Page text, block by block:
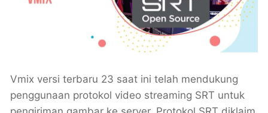
Vmix versi terbaru 23 saat ini telah mendukung
penggunaan protokol video streaming SRT untuk